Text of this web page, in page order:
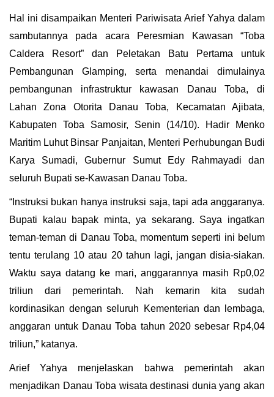
Hal ini disampaikan Menteri Pariwisata Arief Yahya dalam
sambutannya pada acara Peresmian Kawasan “Toba
Caldera Resort” dan Peletakan Batu Pertama untuk
Pembangunan Glamping, serta menandai dimulainya
pembangunan infrastruktur kawasan Danau Toba, di
Lahan Zona Otorita Danau Toba, Kecamatan Ajibata,
Kabupaten Toba Samosir, Senin (14/10). Hadir Menko
Maritim Luhut Binsar Panjaitan, Menteri Perhubungan Budi
Karya Sumadi, Gubernur Sumut Edy Rahmayadi dan
seluruh Bupati se-Kawasan Danau Toba.
“Instruksi bukan hanya instruksi saja, tapi ada anggaranya.
Bupati kalau bapak minta, ya sekarang. Saya ingatkan
teman-teman di Danau Toba, momentum seperti ini belum
tentu terulang 10 atau 20 tahun lagi, jangan disia-siakan.
Waktu saya datang ke mari, anggarannya masih Rp0,02
triliun dari pemerintah. Nah kemarin kita sudah
kordinasikan dengan seluruh Kementerian dan lembaga,
anggaran untuk Danau Toba tahun 2020 sebesar Rp4,04
triliun,” katanya.
Arief Yahya menjelaskan bahwa pemerintah akan
menjadikan Danau Toba wisata destinasi dunia yang akan